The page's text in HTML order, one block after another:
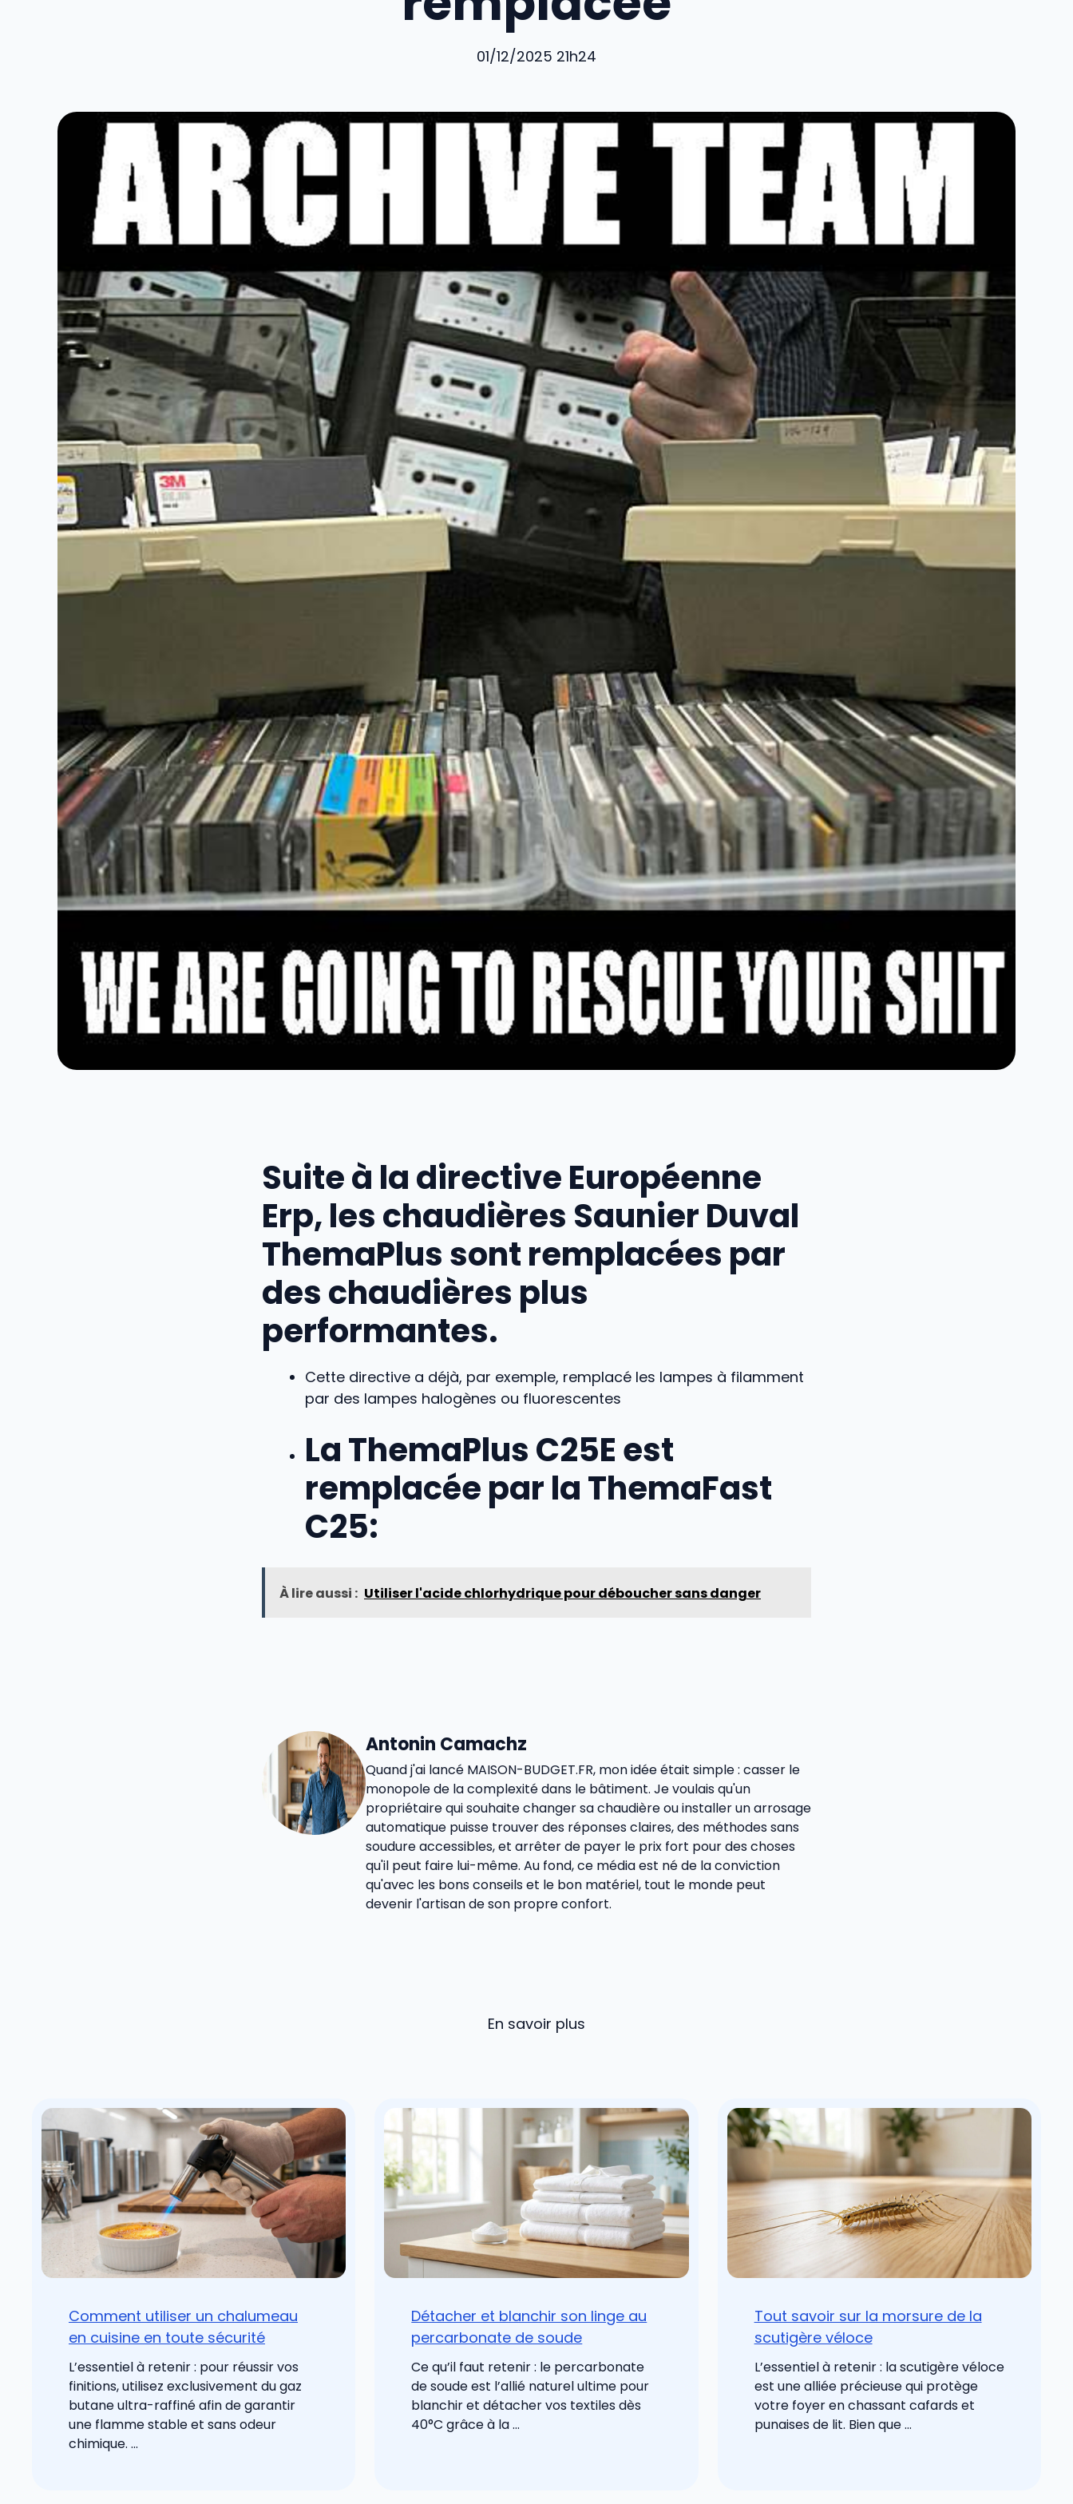
01/12/2025 21h24
Suite à la directive Européenne
Erp, les chaudières Saunier Duval
ThemaPlus sont remplacées par
des chaudières plus
performantes.
Cette directive a déjà, par exemple, remplacé les lampes à filamment
par des lampes halogènes ou fluorescentes
La ThemaPlus C25E est
remplacée par la ThemaFast
C25:
À lire aussi : Utiliser l'acide chlorhydrique pour déboucher sans danger
Antonin Camachz
Quand j'ai lancé MAISON-BUDGET.FR, mon idée était simple : casser le
monopole de la complexité dans le bâtiment. Je voulais qu'un
propriétaire qui souhaite changer sa chaudière ou installer un arrosage
automatique puisse trouver des réponses claires, des méthodes sans
soudure accessibles, et arrêter de payer le prix fort pour des choses
qu'il peut faire lui-même. Au fond, ce média est né de la conviction
qu'avec les bons conseils et le bon matériel, tout le monde peut
devenir l'artisan de son propre confort.
En savoir plus
Comment utiliser un chalumeau
en cuisine en toute sécurité
L’essentiel à retenir : pour réussir vos
finitions, utilisez exclusivement du gaz
butane ultra-raffiné afin de garantir
une flamme stable et sans odeur
chimique. ...
Détacher et blanchir son linge au
percarbonate de soude
Ce qu’il faut retenir : le percarbonate
de soude est l’allié naturel ultime pour
blanchir et détacher vos textiles dès
40°C grâce à la ...
Tout savoir sur la morsure de la
scutigère véloce
L’essentiel à retenir : la scutigère véloce
est une alliée précieuse qui protège
votre foyer en chassant cafards et
punaises de lit. Bien que ...